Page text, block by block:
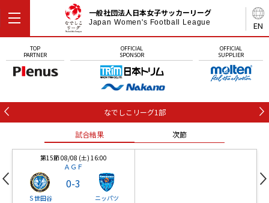
EN
一般社団法人日本女子サッカーリーグ
Japan Women's Football League
TOP
PARTNER
OFFICIAL
SPONSOR
OFFICIAL
SUPPLIER
なでしこリーグ1部
試合結果 次節
第15節 08/08 (土) 16:00
ＡＧＦ
Ｓ世田谷
0-3
ニッパツ